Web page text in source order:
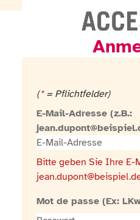
Zur
(* = Pflichtfelder)
E-Mail-Adresse (z.B.:
Bitte geben Sie Ihre E-
Mot de passe (Ex: